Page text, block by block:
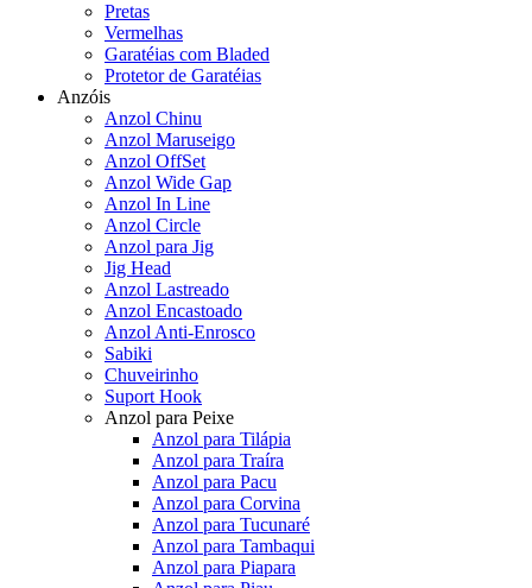
Pretas
Vermelhas
Garatéias com Bladed
Protetor de Garatéias
Anzóis
Anzol Chinu
Anzol Maruseigo
Anzol OffSet
Anzol Wide Gap
Anzol In Line
Anzol Circle
Anzol para Jig
Jig Head
Anzol Lastreado
Anzol Encastoado
Anzol Anti-Enrosco
Sabiki
Chuveirinho
Suport Hook
Anzol para Peixe
Anzol para Tilápia
Anzol para Traíra
Anzol para Pacu
Anzol para Corvina
Anzol para Tucunaré
Anzol para Tambaqui
Anzol para Piapara